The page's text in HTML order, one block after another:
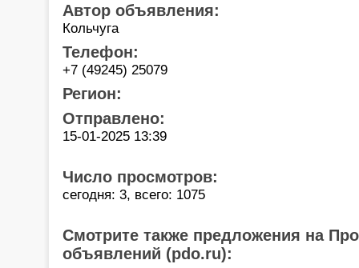
Автор объявления:
Кольчуга
Телефон:
+7 (49245) 25079
Регион:
Отправлено:
15-01-2025 13:39
Число просмотров:
сегодня: 3, всего: 1075
Смотрите также предложения на
объявлений (pdo.ru):